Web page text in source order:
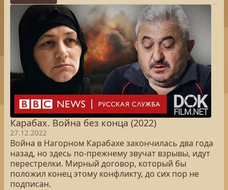
Карабах. Война без конца (2022)
27.12.2022
Война в Нагорном Карабахе закончилась два года
назад, но здесь по-прежнему звучат взрывы, идут
перестрелки. Мирный договор, который бы
положил конец этому конфликту, до сих пор не
подписан.